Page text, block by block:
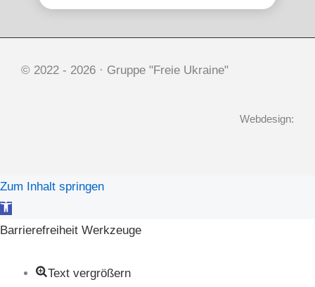
© 2022 - 2026 · Gruppe "Freie Ukraine"
Webdesign:
Zum Inhalt springen
Werkzeugleiste
öffnen
Barrierefreiheit Werkzeuge
Text vergrößern